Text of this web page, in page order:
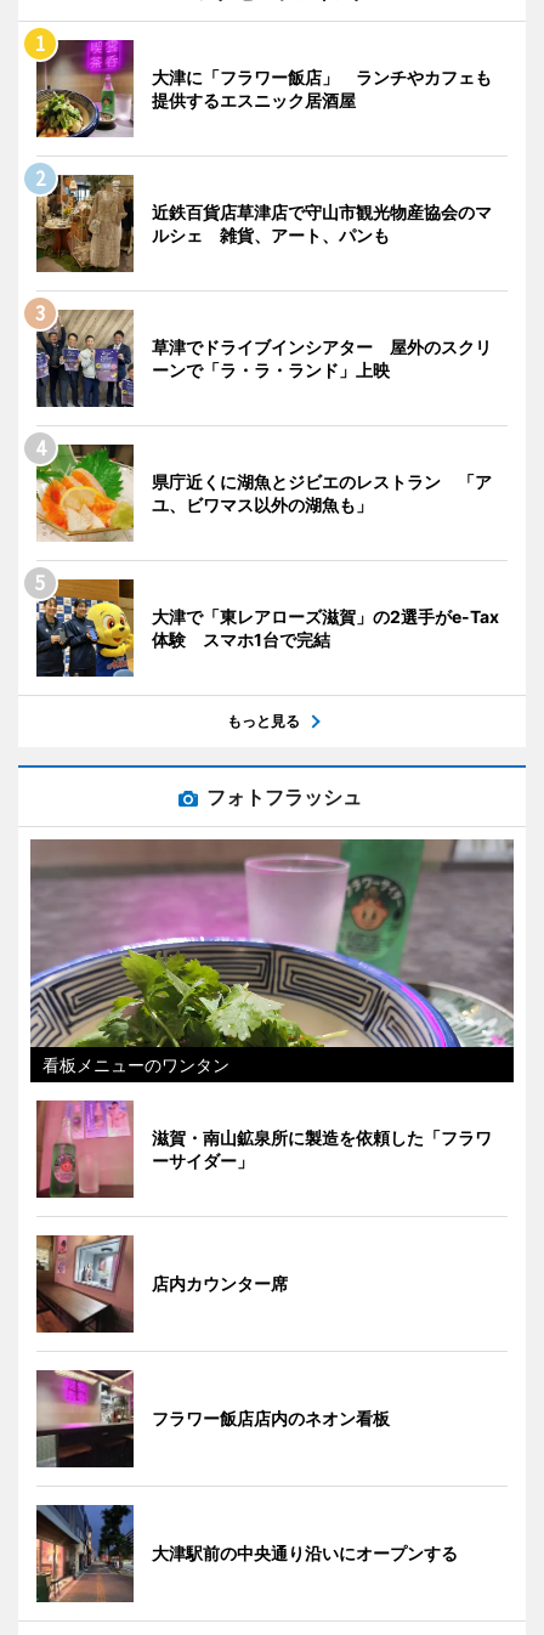
大津に「フラワー飯店」 ランチやカフェも
提供するエスニック居酒屋
近鉄百貨店草津店で守山市観光物産協会のマ
ルシェ 雑貨、アート、パンも
草津でドライブインシアター 屋外のスクリ
ーンで「ラ・ラ・ランド」上映
県庁近くに湖魚とジビエのレストラン 「ア
ユ、ビワマス以外の湖魚も」
大津で「東レアローズ滋賀」の2選手がe-Tax
体験 スマホ1台で完結
もっと見る
フォトフラッシュ
看板メニューのワンタン
滋賀・南山鉱泉所に製造を依頼した「フラワ
ーサイダー」
店内カウンター席
フラワー飯店店内のネオン看板
大津駅前の中央通り沿いにオープンする